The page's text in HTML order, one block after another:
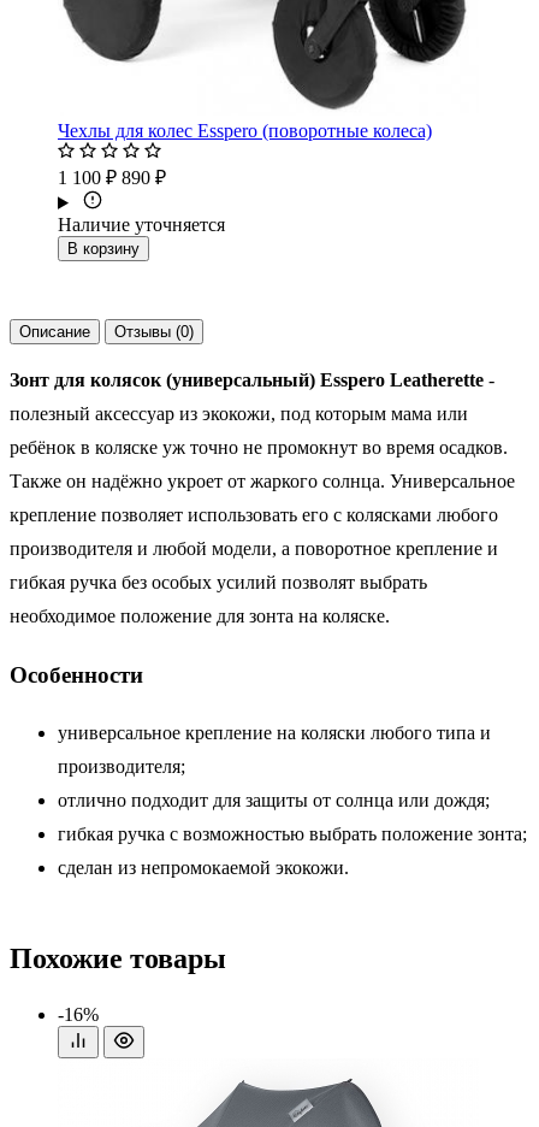
Чехлы для колес Esspero (поворотные колеса)
1 100 ₽ 890 ₽
Наличие уточняется
В корзину
Описание Отзывы (0)
Зонт для колясок (универсальный) Esspero Leatherette -
полезный аксессуар из экокожи, под которым мама или
ребёнок в коляске уж точно не промокнут во время осадков.
Также он надёжно укроет от жаркого солнца. Универсальное
крепление позволяет использовать его с колясками любого
производителя и любой модели, а поворотное крепление и
гибкая ручка без особых усилий позволят выбрать
необходимое положение для зонта на коляске.
Особенности
универсальное крепление на коляски любого типа и
производителя;
отлично подходит для защиты от солнца или дождя;
гибкая ручка с возможностью выбрать положение зонта;
сделан из непромокаемой экокожи.
Похожие товары
-16%